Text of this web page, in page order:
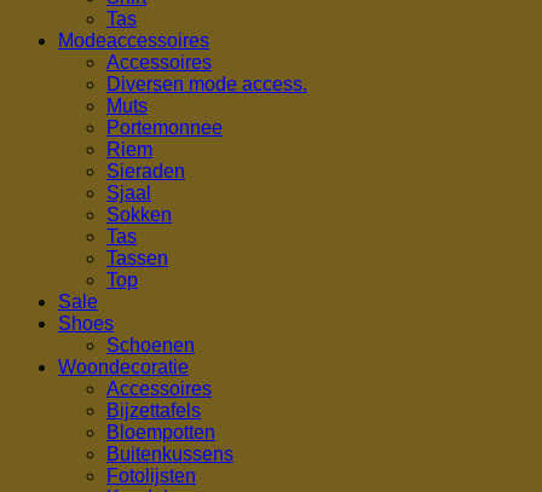
Tas
Modeaccessoires
Accessoires
Diversen mode access.
Muts
Portemonnee
Riem
Sieraden
Sjaal
Sokken
Tas
Tassen
Top
Sale
Shoes
Schoenen
Woondecoratie
Accessoires
Bijzettafels
Bloempotten
Buitenkussens
Fotolijsten